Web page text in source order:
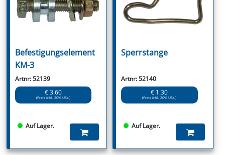
Befestigungselement
KM-3
Artnr: 52139
€ 3.60
(Preis inkl. 20% USt.)
Auf Lager.
Sperrstange
Artnr: 52140
€ 1.30
(Preis inkl. 20% USt.)
Auf Lager.